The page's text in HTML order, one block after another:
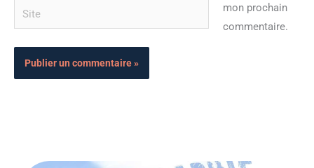
Site
mon prochain
commentaire.